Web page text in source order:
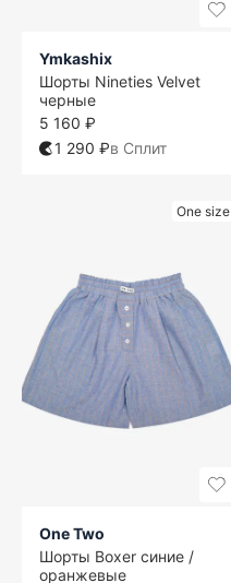
Ymkashix
Шорты Nineties Velvet
черные
5 160 ₽
1 290 ₽в Сплит
One size
One Two
Шорты Boxer синие /
оранжевые